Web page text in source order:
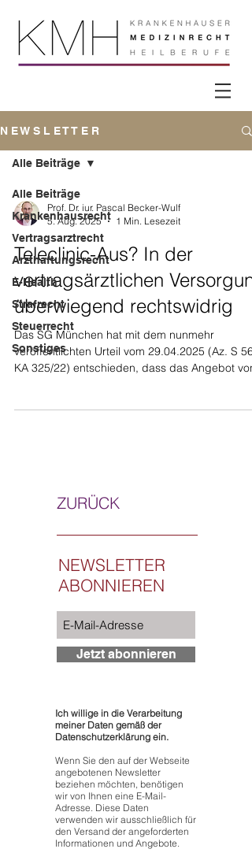
N E W S L E T T E R
Alle Beiträge
Krankenhausrecht
Vertragsarztrecht
Arzthaftungsrecht
E-Health
Strafrecht
Steuerrecht
Sonstiges
Alle Beiträge
Prof. Dr. iur. Pascal Becker-Wulf
5. Aug. 2025
1 Min. Lesezeit
Teleclinic-Aus? In der
vertragsärztlichen
überwiegend rechtswidrig
Das SG München hat mit dem nunmehr
veröffentlichten Urteil vom 29.04.2025 (Az. S 56
KA 325/22) entschieden, dass das Angebot
ZURÜCK
NEWSLETTER
ABONNIEREN
Jetzt abonnieren
Ich willige in die Verarbeitung
meiner Daten gemäß der
Datenschutzerklärung ein.
Wenn Sie den auf der Webseite
angebotenen Newsletter
beziehen möchten, benötigen
wir von Ihnen eine E-Mail-
Adresse. Diese Daten
verwenden wir ausschließlich für
den Versand der angeforderten
Informationen und Angebote.